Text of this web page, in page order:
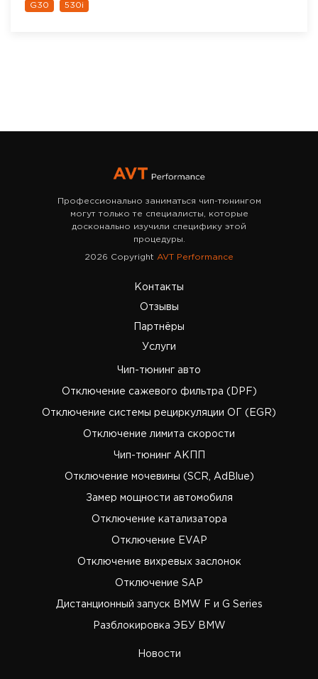
G30 530i
Профессионально заниматься чип-тюнингом
могут только те специалисты, которые
досконально изучили специфику этой
процедуры.
2026 Copyright AVT Performance
Новости
Услуги
Чип-тюнинг авто
Отключение сажевого фильтра (DPF)
Отключение системы рециркуляции ОГ (EGR)
Отключение лимита скорости
Чип-тюнинг АКПП
Отключение мочевины (SCR, AdBlue)
Замер мощности автомобиля
Отключение катализатора
Отключение EVAP
Отключение вихревых заслонок
Отключение SAP
Дистанционный запуск BMW F и G Series
Разблокировка ЭБУ BMW
Партнёры
Отзывы
Контакты